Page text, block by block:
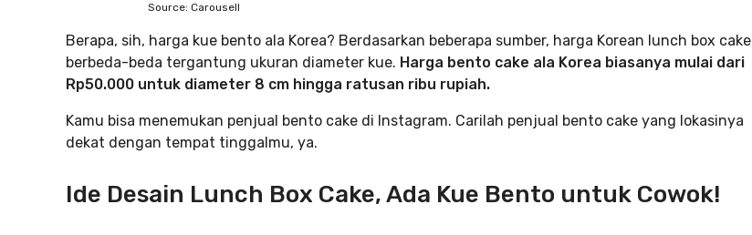
Source: Carousell
Berapa, sih, harga kue bento ala Korea? Berdasarkan beberapa sumber, harga Korean lunch box cake
berbeda-beda tergantung ukuran diameter kue. Harga bento cake ala Korea biasanya mulai dari
Rp50.000 untuk diameter 8 cm hingga ratusan ribu rupiah.
Kamu bisa menemukan penjual bento cake di Instagram. Carilah penjual bento cake yang lokasinya
dekat dengan tempat tinggalmu, ya.
Ide Desain Lunch Box Cake, Ada Kue Bento untuk Cowok!